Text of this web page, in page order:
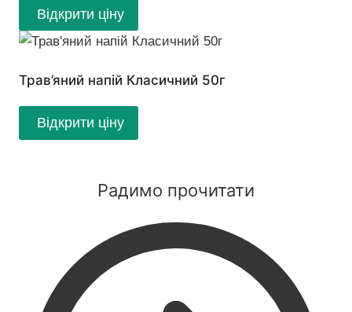
Відкрити ціну
Трав’яний напій Класичний 50г
Відкрити ціну
Радимо прочитати